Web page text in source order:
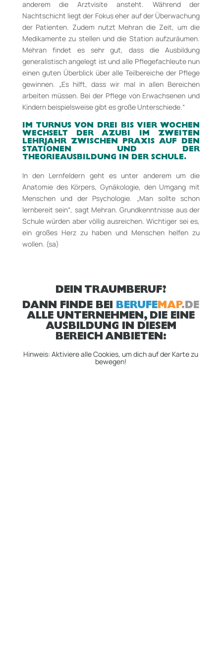
anderem die Arztvisite ansteht. Während der
Nachtschicht liegt der Fokus eher auf der Überwachung
der Patienten. Zudem nutzt Mehran die Zeit, um die
Medikamente zu stellen und die Station aufzuräumen.
Mehran findet es sehr gut, dass die Ausbildung
generalistisch angelegt ist und alle Pflegefachleute nun
einen guten Überblick über alle Teilbereiche der Pflege
gewinnen. „Es hilft, dass wir mal in allen Bereichen
arbeiten müssen. Bei der Pflege von Erwachsenen und
Kindern beispielsweise gibt es große Unterschiede.“
IM TURNUS VON DREI BIS VIER WOCHEN
WECHSELT DER AZUBI IM ZWEITEN
LEHRJAHR ZWISCHEN PRAXIS AUF DEN
STATIONEN UND DER
THEORIEAUSBILDUNG IN DER SCHULE.
In den Lernfeldern geht es unter anderem um die
Anatomie des Körpers, Gynäkologie, den Umgang mit
Menschen und der Psychologie. „Man sollte schon
lernbereit sein“, sagt Mehran. Grundkenntnisse aus der
Schule würden aber völlig ausreichen. Wichtiger sei es,
ein großes Herz zu haben und Menschen helfen zu
wollen. (sa)
DEIN TRAUMBERUF?
DANN FINDE BEI BERUFEMAP.DE
ALLE UNTERNEHMEN, DIE EINE
AUSBILDUNG IN DIESEM
BEREICH ANBIETEN:
Hinweis: Aktiviere alle Cookies, um dich auf der Karte zu
bewegen!